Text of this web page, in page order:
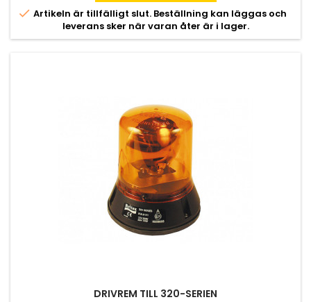
 Artikeln är tillfälligt slut. Beställning kan läggas och
leverans sker när varan åter är i lager.
DRIVREM TILL 320-SERIEN